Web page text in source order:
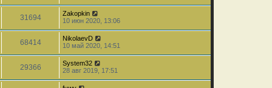
31694
Zakopkin
10 июн 2020, 13:06
68414
NikolaevD
10 май 2020, 14:51
29366
System32
28 авг 2019, 17:51